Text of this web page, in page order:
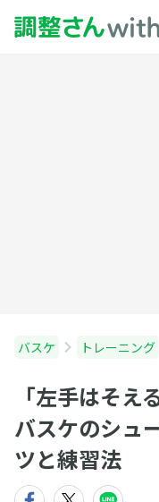
バスケ トレーニング
「左手はそえ
バスケのシュ
ツと練習法